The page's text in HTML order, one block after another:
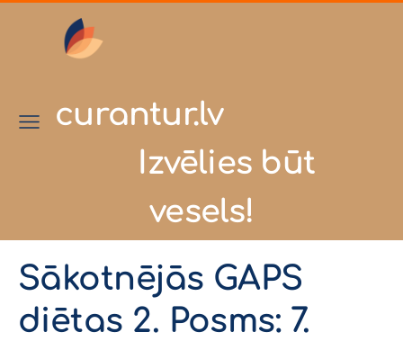
curantur.lv
Izvēlies būt
vesels!
Sākotnējās GAPS
diētas 2. Posms: 7.